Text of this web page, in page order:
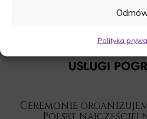
Polityka
Ceremonie